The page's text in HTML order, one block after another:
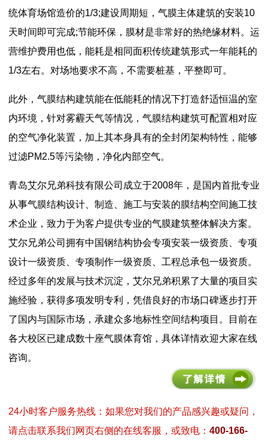
统体育场馆造价的1/3;建设周期短，气膜主体建筑的安装10
天时间即可完成;节能环保，膜材是非常好的热绝缘材料。运
营维护费用也低，能耗是相同面积传统建筑形式一年能耗的
1/3左右。对场地要求不高，不需要桩基，平整即可。
此外，气膜结构建筑能在低能耗的情况下打造舒适恒温的室
内环境，针对雾霾天气等情况，气膜结构建筑可配置相对应
的空气净化装置，加上其本身具有的全封闭架构特性，能够
过滤PM2.5等污染物，净化内部空气。
青岛艾尔兄弟科技有限公司成立于2008年，是国内首批专业
从事气膜结构设计、制造、施工与安装的膜结构空间施工技
术企业，致力于为客户提供专业的气膜建筑整体解决方案。
艾尔兄弟公司拥有中国钢结构协会专项安装一级资质、专项
设计一级资质、专项制作一级资质、工程总承包一级资质。
经过多年的发展与技术沉淀，艾尔兄弟积累了大量的项目实
施经验，获得多项发明专利，凭借良好的市场口碑逐步打开
了国内与国际市场，承建众多地标性空间结构项目。目前在
各大校区已建成数十座气膜体育馆，具体详情欢迎大家在线
咨询。
24小时客户服务热线：如果您对我们的产品感兴趣或疑问，
请点击联系我们网页右侧的在线客服，或致电： 400-166-